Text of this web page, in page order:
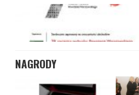
NAGRODY